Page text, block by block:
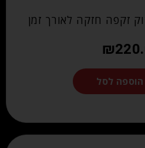
זקפה חזקה לאורך זמן
₪
הוספה לסל